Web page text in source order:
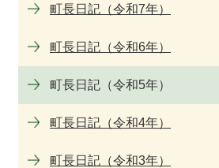
町長日記（令和7年）
町長日記（令和6年）
町長日記（令和5年）
町長日記（令和4年）
町長日記（令和3年）